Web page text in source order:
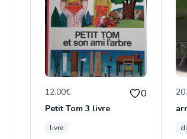
12.00€ 0
Petit Tom 3 livre
livre